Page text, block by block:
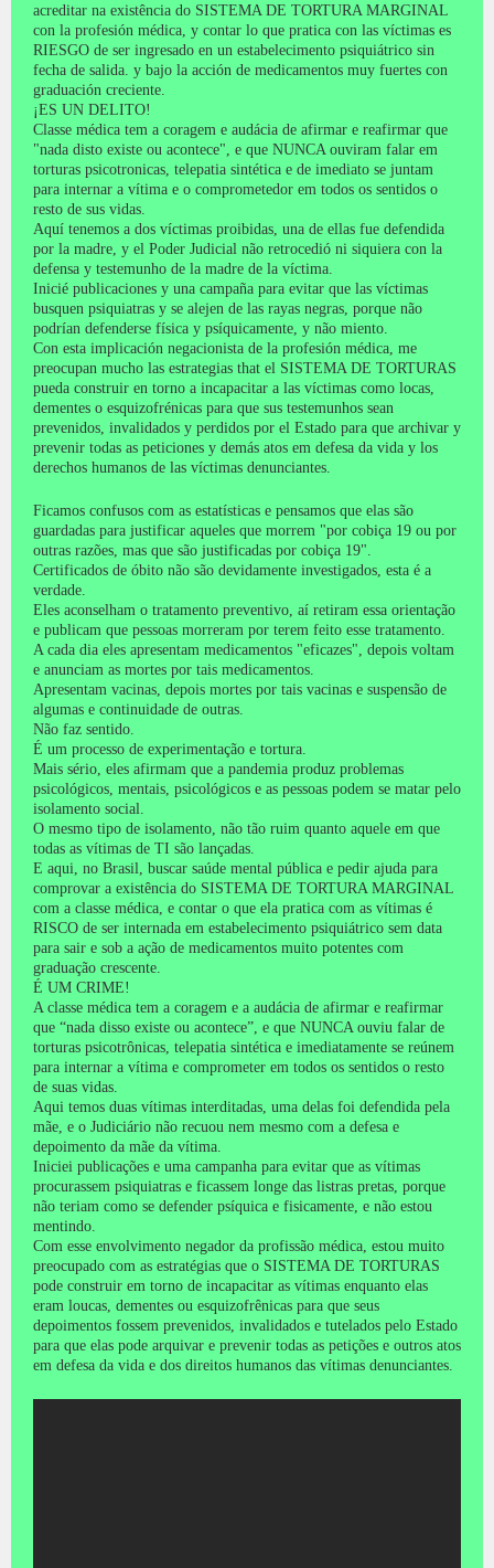
acreditar na existência do SISTEMA DE TORTURA MARGINAL
con la profesión médica, y contar lo que pratica con las víctimas es
RIESGO de ser ingresado en un estabelecimento psiquiátrico sin
fecha de salida. y bajo la acción de medicamentos muy fuertes con
graduación creciente.
¡ES UN DELITO!
Classe médica tem a coragem e audácia de afirmar e reafirmar que
"nada disto existe ou acontece", e que NUNCA ouviram falar em
torturas psicotronicas, telepatia sintética e de imediato se juntam
para internar a vítima e o comprometedor em todos os sentidos o
resto de sus vidas.
Aquí tenemos a dos víctimas proibidas, una de ellas fue defendida
por la madre, y el Poder Judicial não retrocedió ni siquiera con la
defensa y testemunho de la madre de la víctima.
Inicié publicaciones y una campaña para evitar que las víctimas
busquen psiquiatras y se alejen de las rayas negras, porque não
podrían defenderse física y psíquicamente, y não miento.
Con esta implicación negacionista de la profesión médica, me
preocupan mucho las estrategias that el SISTEMA DE TORTURAS
pueda construir en torno a incapacitar a las víctimas como locas,
dementes o esquizofrénicas para que sus testemunhos sean
prevenidos, invalidados y perdidos por el Estado para que archivar y
prevenir todas as peticiones y demás atos em defesa da vida y los
derechos humanos de las víctimas denunciantes.
Ficamos confusos com as estatísticas e pensamos que elas são
guardadas para justificar aqueles que morrem "por cobiça 19 ou por
outras razões, mas que são justificadas por cobiça 19".
Certificados de óbito não são devidamente investigados, esta é a
verdade.
Eles aconselham o tratamento preventivo, aí retiram essa orientação
e publicam que pessoas morreram por terem feito esse tratamento.
A cada dia eles apresentam medicamentos "eficazes", depois voltam
e anunciam as mortes por tais medicamentos.
Apresentam vacinas, depois mortes por tais vacinas e suspensão de
algumas e continuidade de outras.
Não faz sentido.
É um processo de experimentação e tortura.
Mais sério, eles afirmam que a pandemia produz problemas
psicológicos, mentais, psicológicos e as pessoas podem se matar pelo
isolamento social.
O mesmo tipo de isolamento, não tão ruim quanto aquele em que
todas as vítimas de TI são lançadas.
E aqui, no Brasil, buscar saúde mental pública e pedir ajuda para
comprovar a existência do SISTEMA DE TORTURA MARGINAL
com a classe médica, e contar o que ela pratica com as vítimas é
RISCO de ser internada em estabelecimento psiquiátrico sem data
para sair e sob a ação de medicamentos muito potentes com
graduação crescente.
É UM CRIME!
A classe médica tem a coragem e a audácia de afirmar e reafirmar
que “nada disso existe ou acontece”, e que NUNCA ouviu falar de
torturas psicotrônicas, telepatia sintética e imediatamente se reúnem
para internar a vítima e comprometer em todos os sentidos o resto
de suas vidas.
Aqui temos duas vítimas interditadas, uma delas foi defendida pela
mãe, e o Judiciário não recuou nem mesmo com a defesa e
depoimento da mãe da vítima.
Iniciei publicações e uma campanha para evitar que as vítimas
procurassem psiquiatras e ficassem longe das listras pretas, porque
não teriam como se defender psíquica e fisicamente, e não estou
mentindo.
Com esse envolvimento negador da profissão médica, estou muito
preocupado com as estratégias que o SISTEMA DE TORTURAS
pode construir em torno de incapacitar as vítimas enquanto elas
eram loucas, dementes ou esquizofrênicas para que seus
depoimentos fossem prevenidos, invalidados e tutelados pelo Estado
para que elas pode arquivar e prevenir todas as petições e outros atos
em defesa da vida e dos direitos humanos das vítimas denunciantes.